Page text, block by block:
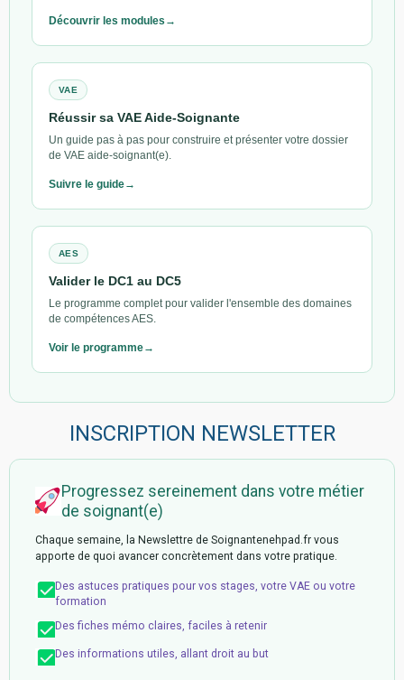
Découvrir les modules
VAE
Réussir sa VAE Aide-Soignante
Un guide pas à pas pour construire et présenter votre dossier
de VAE aide-soignant(e).
Suivre le guide
AES
Valider le DC1 au DC5
Le programme complet pour valider l'ensemble des domaines
de compétences AES.
Voir le programme
INSCRIPTION NEWSLETTER
Progressez sereinement dans votre métier
de soignant(e)
Chaque semaine, la Newslettre de Soignantenehpad.fr vous
apporte de quoi avancer concrètement dans votre pratique.
Des astuces pratiques pour vos stages, votre VAE ou votre
formation
Des fiches mémo claires, faciles à retenir
Des informations utiles, allant droit au but